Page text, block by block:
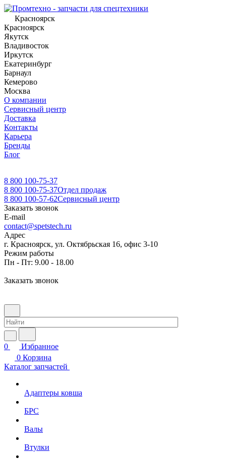
Красноярск
Красноярск
Якутск
Владивосток
Иркутск
Екатеринбург
Барнаул
Кемерово
Москва
О компании
Сервисный центр
Доставка
Контакты
Карьера
Бренды
Блог
8 800 100-75-37
8 800 100-75-37Отдел продаж
8 800 100-57-62Сервисный центр
Заказать звонок
E-mail
contact@spetstech.ru
Адрес
г. Красноярск, ул. Октябрьская 16, офис 3-10
Режим работы
Пн - Пт: 9.00 - 18.00
Заказать звонок
0
Избранное
0 Корзина
Каталог запчастей
Адаптеры ковша
БРС
Валы
Втулки